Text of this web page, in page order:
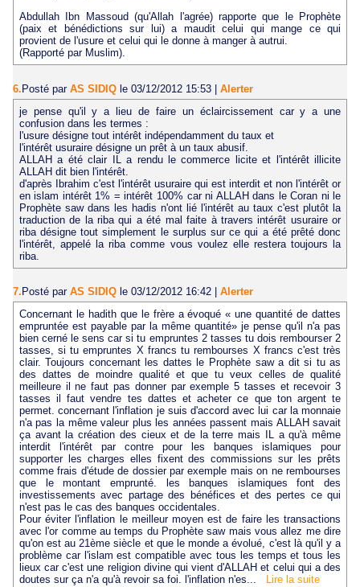
Abdullah Ibn Massoud (qu'Allah l'agrée) rapporte que le Prophète
(paix et bénédictions sur lui) a maudit celui qui mange ce qui
provient de l'usure et celui qui le donne à manger à autrui.
(Rapporté par Muslim).
6. Posté par AS SIDIQ le 03/12/2012 15:53
Alerter
je pense qu'il y a lieu de faire un éclaircissement car y a une
confusion dans les termes :
l'usure désigne tout intérêt indépendamment du taux et
l'intérêt usuraire désigne un prêt à un taux abusif.
ALLAH a été clair IL a rendu le commerce licite et l'intérêt illicite
ALLAH dit bien l'intérêt.
d'après Ibrahim c'est l'intérêt usuraire qui est interdit et non l'intérêt or
en islam intérêt 1% = intérêt 100% car ni ALLAH dans le Coran ni le
Prophète saw dans les hadis n'ont lié l'intérêt au taux c'est plutôt la
traduction de la riba qui a été mal faite à travers intérêt usuraire or
riba désigne tout simplement le surplus sur ce qui a été prêté donc
l'intérêt, appelé la riba comme vous voulez elle restera toujours la
riba.
7. Posté par AS SIDIQ le 03/12/2012 16:42
Alerter
Concernant le hadith que le frère a évoqué « une quantité de dattes
empruntée est payable par la même quantité» je pense qu'il n'a pas
bien cerné le sens car si tu empruntes 2 tasses tu dois rembourser 2
tasses, si tu empruntes X francs tu rembourses X francs c'est très
clair. Toujours concernant les dattes le Prophète saw a dit si tu as
des dattes de moindre qualité et que tu veux celles de qualité
meilleure il ne faut pas donner par exemple 5 tasses et recevoir 3
tasses il faut vendre tes dattes et acheter ce que ton argent te
permet. concernant l'inflation je suis d'accord avec lui car la monnaie
n'a pas la même valeur plus les années passent mais ALLAH savait
ça avant la création des cieux et de la terre mais IL a qu'à même
interdit l'intérêt par contre pour les banques islamiques pour
supporter les charges elles fixent des commissions sur les prêts
comme frais d'étude de dossier par exemple mais on ne rembourses
que le montant emprunté. les banques islamiques font des
investissements avec partage des bénéfices et des pertes ce qui
n'est pas le cas des banques occidentales.
Pour éviter l'inflation le meilleur moyen est de faire les transactions
avec l'or comme au temps du Prophète saw mais vous allez me dire
qu'on est au 21ème siècle et que le monde a évolué, c'est là qu'il y a
problème car l'islam est compatible avec tous les temps et tous les
lieux car c'est une religion divine qui vient d'ALLAH et celui qui a des
doutes sur ça n'a qu'à revoir sa foi. l'inflation n'es...
Lire la suite